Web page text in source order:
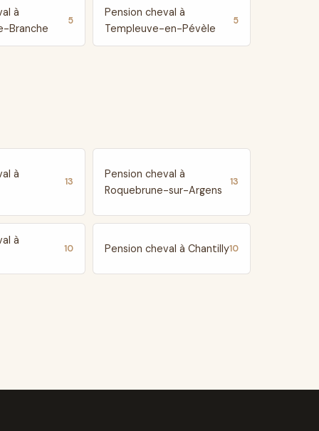
à
Branche
5
Pension cheval à
Templeuve-en-Pévèle
5
à
13
Pension cheval à
Roquebrune-sur-Argens
13
à
10 Pension cheval à Chantilly10